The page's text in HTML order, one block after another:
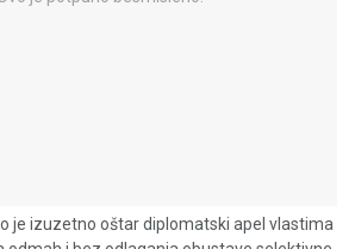
je izuzetno oštar diplomatski apel vlastima